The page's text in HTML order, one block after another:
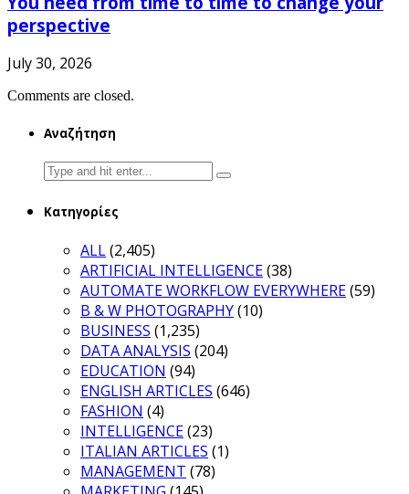
perspective
July 30, 2026
Comments are closed.
Αναζήτηση
Search
for:
Κατηγορίες
ALL(2,405)
ARTIFICIAL INTELLIGENCE(38)
AUTOMATE WORKFLOW EVERYWHERE(59)
B & W PHOTOGRAPHY(10)
BUSINESS (1,235)
DATA ANALYSIS (204)
EDUCATION (94)
ENGLISH ARTICLES (646)
FASHION (4)
INTELLIGENCE(23)
ITALIAN ARTICLES (1)
MANAGEMENT (78)